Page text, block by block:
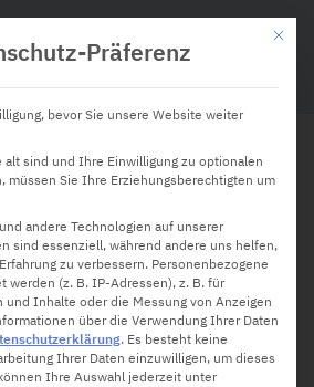
für Internet
Ihr Smartphone:
Ihre Privatsphäre
Mit
Präferenz
bevor Sie unsere Website weiter
alt sind und Ihre Einwilligung zu optionalen
müssen Sie Ihre Erziehungsberechtigten um
andere Technologien auf unserer
sind essenziell, während andere uns helfen,
zu verbessern. Personenbezogene
werden (z. B. IP-Adressen), z. B. für
und Inhalte oder die Messung von Anzeigen
über die Verwendung Ihrer Daten
. Es besteht keine
Ihrer Daten einzuwilligen, um dieses
Ihre Auswahl jederzeit unter